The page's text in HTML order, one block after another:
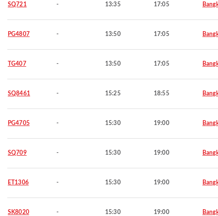
SQ721 - 13:35 17:05
PG4807 - 13:50 17:05
TG407 - 13:50 17:05
SQ8461 - 15:25 18:55
PG4705 - 15:30 19:00
SQ709 - 15:30 19:00
ET1306 - 15:30 19:00
SK8020 - 15:30 19:00